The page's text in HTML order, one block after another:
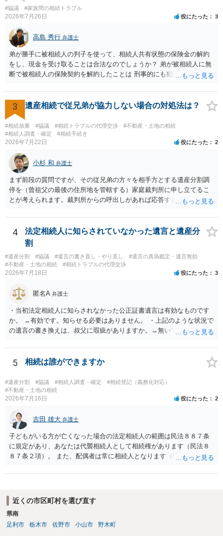
#協議 #家族間の相続トラブル
2026年7月26日 役にたった 3
高島 秀行 弁護士
弟が勝手に被相続人の判子を使って、相続人共有状態の保険金の解約
をし、現金を受け取ることは合法なのでしょうか？ 弟が被相続人に無
断で被相続人の保険契約を解約したことは 刑事的にも犯罪となる可能
された書類のコピーを取得して、弁護士に面談で詳しい事情を話して
相談 されたら良いと思います。
3 遺産相続で従兄弟が協力しない場合の対処法は？
#相続放棄 #協議 #相続トラブルの代理交渉
#不動産・土地の相続
#相続人調査・確定
#相続手続き
2026年7月22日 役にたった 2
小杉 和 弁護士
まず前段の質問ですが、その従兄弟の方々を相手方とする遺産分割調
停を（曾祖父の最後の住所地を管轄する）家庭裁判所に申し立てるこ
とが考えられます。裁判所からの呼出しがあれば応答する可能性がま
能と思われます。時間が思った以上にないので必要書類をてきぱきと
揃える必要があります。その点是非御注意ください。
4
法定相続人に知らされていなかった遺言と遺産分
割
#遺産分割 #協議 #遺言の書き直し・やり直し
#遺言の真偽鑑定・遺言無効
#不動産・土地の相続
#相続トラブルの代理交渉
2026年7月18日 役にたった 3
匿名A 弁護士
・当初法定相続人に知らされなかった公正証書遺言は有効なものです
か。 →有効です。知らせる必要はありません。 ・上記のような状況で
の遺言の書き換えは、叔父に瑕疵がありますか。→無いです。 ・分割
ますか。 →本人が自由に決められますので、どこが妥当とは言えない
です。客観的な基準もありません。 ・できれば穏やかに、分割を拒否
することはできますか。 →分割を拒否するということは、遺産はいら
ないということでしょうか。遺言で、受取を指定されててもいらない
と拒否することはできます。理由を説明する必要はありません。
5 相続は誰ができますか
#遺産分割 #協議 #相続人調査・確定
#相続登記（義務化対応）
#不動産・土地の相続
2026年7月16日 役にたった 2
吉田 雄大 弁護士
子どもがいる方が亡くなった場合の法定相続人の範囲は民法８８７条
に規定があり、あなたは代襲相続人として相続権があります（民法８
８７条２項）。 また、配偶者は常に相続人となります（民法８９０
も相続権があります。つまり、孫５人に加えて「おじ又はおば」にも
近くの市区町村を選び直す
県南
足利市
栃木市 佐野市 小山市 野木町